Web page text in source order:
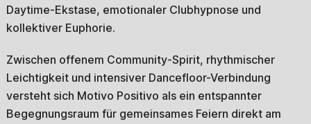
Daytime-Ekstase, emotionaler Clubhypnose und
kollektiver Euphorie.
Zwischen offenem Community-Spirit, rhythmischer
Leichtigkeit und intensiver Dancefloor-Verbindung
versteht sich Motivo Positivo als ein entspannter
Begegnungsraum für gemeinsames Feiern direkt am